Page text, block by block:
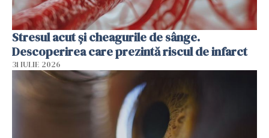
Stresul acut și cheagurile de sânge.
Descoperirea care prezintă riscul de infarct
31 IULIE 2026